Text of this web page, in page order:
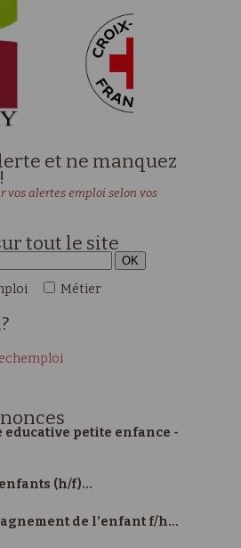
et ne manquez
vos alertes emploi selon vos
tout le site
Métier
educative petite enfance -
(h/f)...
de l’enfant f/h...